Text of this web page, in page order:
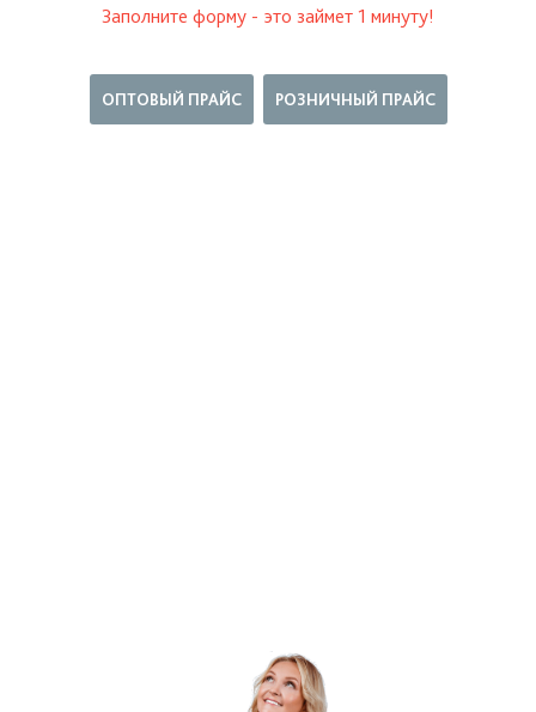
Заполните форму - это займет 1 минуту!
ОПТОВЫЙ ПРАЙС РОЗНИЧНЫЙ ПРАЙС